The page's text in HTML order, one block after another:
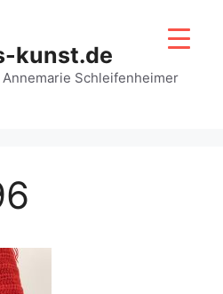
kunst.de
Annemarie Schleifenheimer